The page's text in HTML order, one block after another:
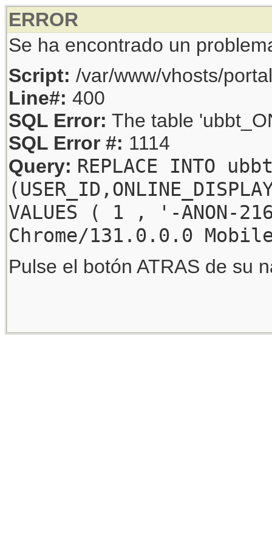
ERROR
Se ha encontrado un
Script: /var/www/vhosts/
Line#: 400
SQL Error: The table
SQL Error #: 1114
Query: REPLACE INTO
VALUES ( 1 , '-
Chrome/131.0.0.0
Pulse el botón ATRAS de su